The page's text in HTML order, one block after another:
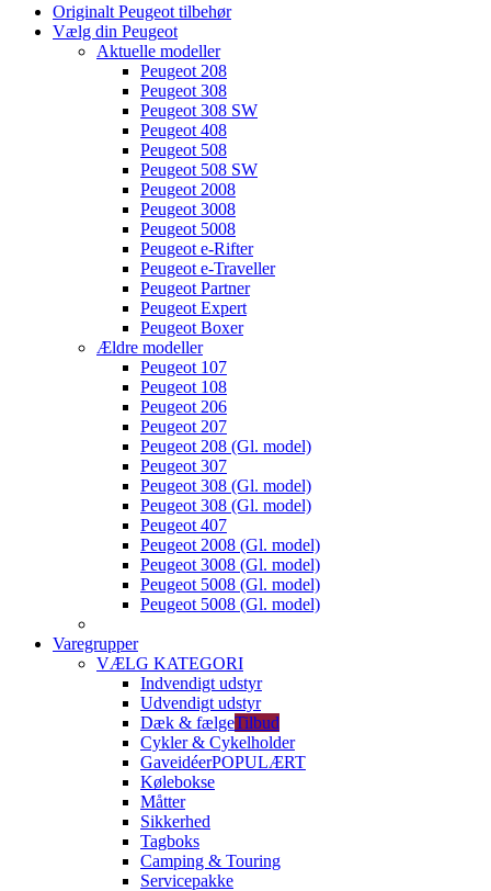
Originalt Peugeot tilbehør
Vælg din Peugeot
Aktuelle modeller
Peugeot 208
Peugeot 308
Peugeot 308 SW
Peugeot 408
Peugeot 508
Peugeot 508 SW
Peugeot 2008
Peugeot 3008
Peugeot 5008
Peugeot e-Rifter
Peugeot e-Traveller
Peugeot Partner
Peugeot Expert
Peugeot Boxer
Ældre modeller
Peugeot 107
Peugeot 108
Peugeot 206
Peugeot 207
Peugeot 208 (Gl. model)
Peugeot 307
Peugeot 308 (Gl. model)
Peugeot 308 (Gl. model)
Peugeot 407
Peugeot 2008 (Gl. model)
Peugeot 3008 (Gl. model)
Peugeot 5008 (Gl. model)
Peugeot 5008 (Gl. model)
Varegrupper
VÆLG KATEGORI
Indvendigt udstyr
Udvendigt udstyr
Dæk & fælgeTilbud
Cykler & Cykelholder
GaveidéerPOPULÆRT
Kølebokse
Måtter
Sikkerhed
Tagboks
Camping & Touring
Servicepakke